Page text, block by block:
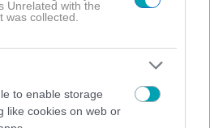
Unrelated with the
was collected.
to enable storage
like cookies on web or